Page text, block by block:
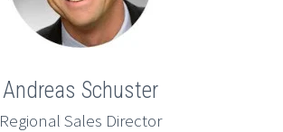
Andreas Schuster
Regional Sales Director